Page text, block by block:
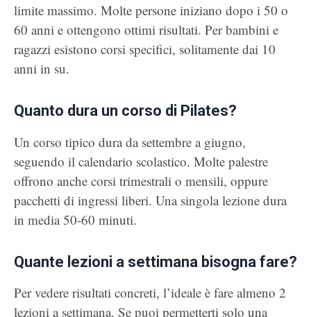
limite massimo. Molte persone iniziano dopo i 50 o
60 anni e ottengono ottimi risultati. Per bambini e
ragazzi esistono corsi specifici, solitamente dai 10
anni in su.
Quanto dura un corso di Pilates?
Un corso tipico dura da settembre a giugno,
seguendo il calendario scolastico. Molte palestre
offrono anche corsi trimestrali o mensili, oppure
pacchetti di ingressi liberi. Una singola lezione dura
in media 50-60 minuti.
Quante lezioni a settimana bisogna fare?
Per vedere risultati concreti, l’ideale è fare almeno 2
lezioni a settimana. Se puoi permetterti solo una